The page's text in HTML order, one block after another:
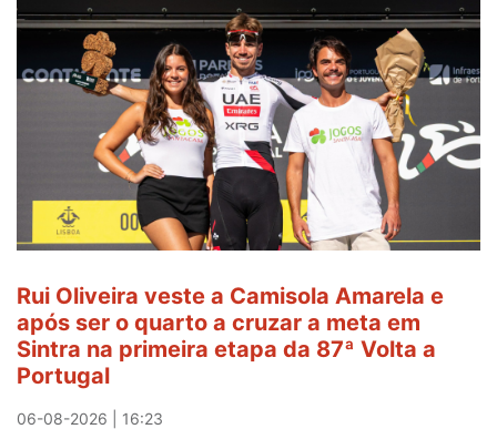
é
sexto
e
continua
Camisola
Amarela
ao
da
etapa
da
Volta
a
Portugal
Rui Oliveira veste a Camisola Amarela e
após ser o quarto a cruzar a meta em
Sintra na primeira etapa da 87ª Volta a
Portugal
06-08-2026 | 16:23